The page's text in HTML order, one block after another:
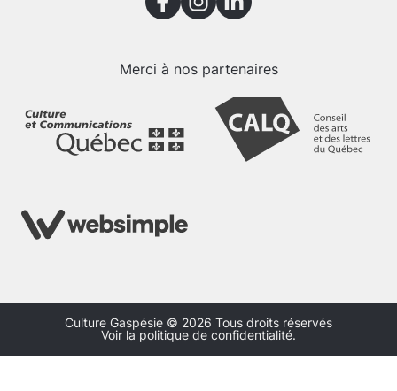
Merci à nos partenaires
Culture Gaspésie © 2026 Tous droits réservés
Voir la politique de confidentialité.